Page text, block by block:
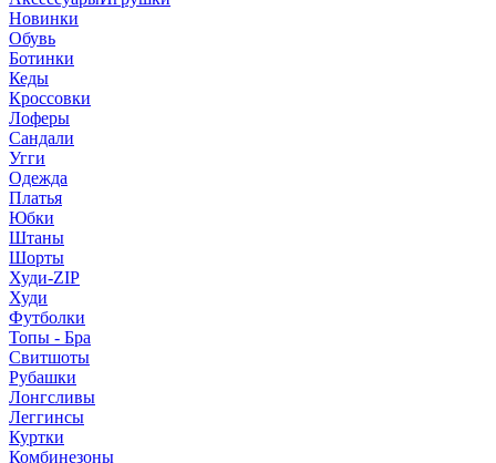
Новинки
Обувь
Ботинки
Кеды
Кроссовки
Лоферы
Сандали
Угги
Одежда
Платья
Юбки
Штаны
Шорты
Худи-ZIP
Худи
Футболки
Топы - Бра
Свитшоты
Рубашки
Лонгсливы
Леггинсы
Куртки
Комбинезоны